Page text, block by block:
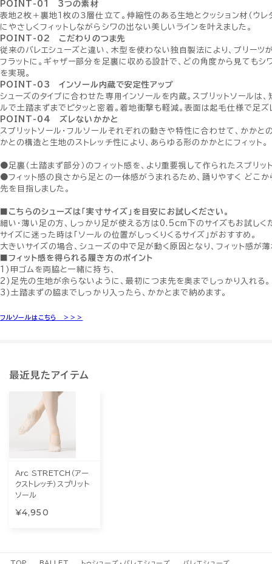
POINT-01 3つの素材
表地２枚＋裏地１枚の３層仕立て。伸縮性のある生地とクッション材（ウレ
にやさしくフィットしながらシワの出ない美しいラインを叶えました。
POINT-02 こだわりのつま先
従来のバレエシューズと違い、木型を使わない独自製法により、プリーツ
フラットに。ギャザー部分を足裏に収める設計で、どの角度から見てもシ
を実現。
POINT-03 インソール内蔵で安定性アップ
シューズのタイプに合わせた専用インソールを内蔵。スプリットソールは
ルで土踏まずまでピタッと密着。着地衝撃も軽減。表面は起毛仕様で足ズ
POINT-04 ズレないかかと
スプリットソール・フルソールそれぞれの動きや特性に合わせて、かかと
かとの構造と生地のストレッチ性により、あらゆる形のかかとにフィット。
●足裏（土踏まず部分）のフィット感を、より重要視して作られたスプリッ
●フィット感の良さから足との一体感がうまれるため、踊りやすく どこ
先を目指しました。
■こちらのシューズは「実寸サイズ」を目安にお試しください。
細い・薄い足の方、しっかり足が使える方は0.5cm下のサイズもお試しく
サイズに迷った時は「ソールの位置がしっくりくるサイズ」がおすすめ。
大きいサイズの場合、シューズの中で足が動く原因となり、フィット感が
■フィット感を得られる履き方のポイント
1)甲ゴムを両脇と一緒に持ち、
2)足先の生地が余らないように、最初につま先を奥までしっかり入れる。
3)土踏まずの脇までしっかり入ったら、かかとまで納めます。
フルソールはこちら ＞＞＞
最近見たアイテム
Arc STRETCH（アー
クストレッチ）スプリット
ソール
¥4,950